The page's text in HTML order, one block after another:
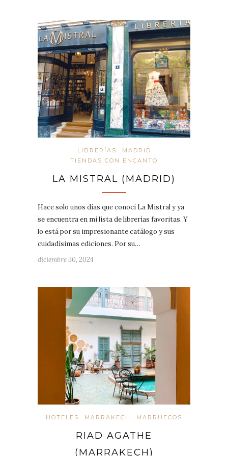
LIBRERÍAS
MADRID
TIENDAS CON ENCANTO
LA MISTRAL (MADRID)
Hace solo unos días que conocí La Mistral y ya
se encuentra en mi lista de librerías favoritas. Y
lo está por su impresionante catálogo y sus
cuidadísimas ediciones. Por su…
diciembre 30, 2024
HOTELES MARRAKECH MARRUECOS
RIAD AGATHE
(MARRAKECH)